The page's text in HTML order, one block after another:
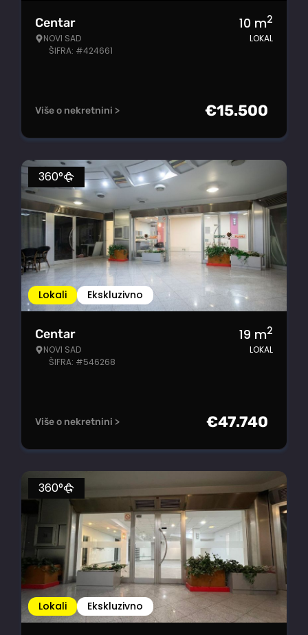
Centar
NOVI SAD
ŠIFRA: #424661
10 m2
LOKAL
Više o nekretnini > €15.500
Lokali Ekskluzivno
360°
Centar
NOVI SAD
ŠIFRA: #546268
19 m2
LOKAL
Više o nekretnini > €47.740
Lokali Ekskluzivno
360°